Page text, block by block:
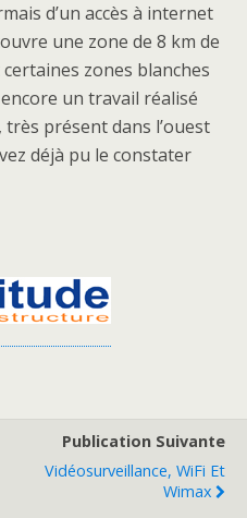
d’un accès à internet
une zone de 8 km de
zones blanches
un travail réalisé
, très présent dans l’ouest
déjà pu le constater
Publication Suivante
Vidéosurveillance, WiFi Et
Wimax